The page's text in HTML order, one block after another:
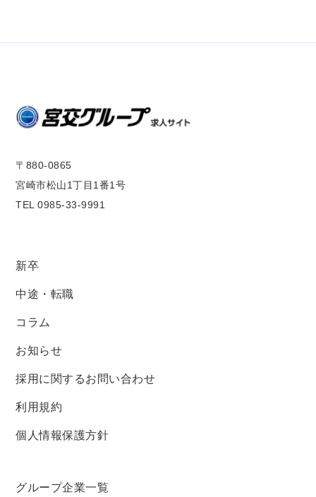
〒880-0865
宮崎市松山1丁目1番1号
TEL 0985-33-9991
新卒
中途・転職
コラム
お知らせ
採用に関するお問い合わせ
利用規約
個人情報保護方針
グループ企業一覧